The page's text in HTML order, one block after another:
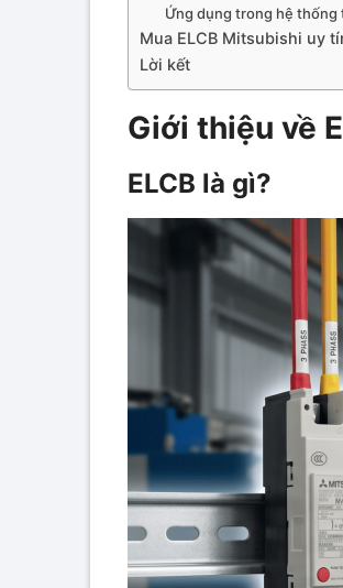
Ứng dụng trong hệ thống
Mua ELCB Mitsubishi uy
Lời kết
Giới thiệu về
ELCB là gì?